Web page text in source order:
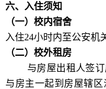
六、
入住须知
（一） 校内宿舍
入住24小时内至公安机
（二） 校外租房
与房屋出租人签
与房主一起到房屋辖